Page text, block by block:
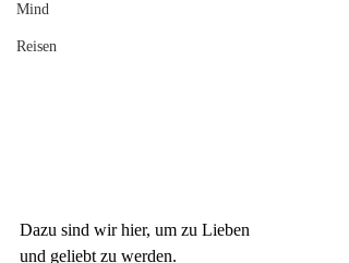
Mind
Reisen
Dazu sind wir hier, um zu Lieben
und geliebt zu werden.